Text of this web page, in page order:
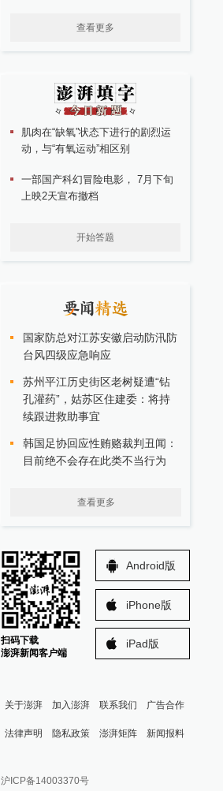
查看更多
肌肉在“缺氧”状态下进行的剧烈运
动，与“有氧运动”相区别
一部国产科幻冒险电影， 7月下旬
上映2天宣布撤档
开始答题
国家防总对江苏安徽启动防汛防
台风四级应急响应
苏州平江历史街区老树疑遭“钻
孔灌药”，姑苏区住建委：将持
续跟进救助事宜
韩国足协回应性贿赂裁判丑闻：
目前绝不会存在此类不当行为
查看更多
扫码下载
澎湃新闻客户端
Android版
iPhone版
iPad版
关于澎湃 加入澎湃 联系我们 广告合作
法律声明 隐私政策 澎湃矩阵
澎湃新闻公众号
新闻报料
报料邮箱: news@thepaper.cn
沪ICP备14003370号